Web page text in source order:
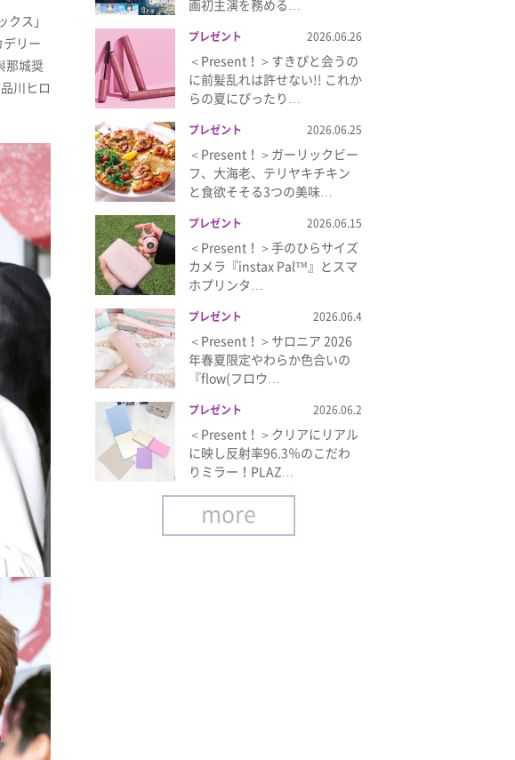
ス」
リー
那城奨
川ヒロ
画初主演を務める…
プレゼント 2026.06.26
＜Present！＞すきぴと会うの
に前髪乱れは許せない!! これか
らの夏にぴったり…
プレゼント 2026.06.25
＜Present！＞ガーリックビー
フ、大海老、テリヤキチキン
と食欲そそる3つの美味…
プレゼント 2026.06.15
＜Present！＞手のひらサイズ
カメラ『instax Pal™』とスマ
ホプリンタ…
プレゼント 2026.06.4
＜Present！＞サロニア 2026
年春夏限定やわらか色合いの
『flow(フロウ…
プレゼント 2026.06.2
＜Present！＞クリアにリアル
に映し反射率96.3％のこだわ
りミラー！PLAZ…
more